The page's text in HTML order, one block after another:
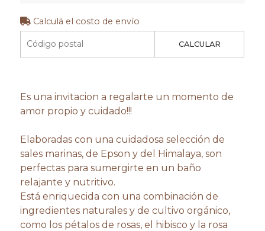
Calculá el costo de envío
CALCULAR
Es una invitacion a regalarte un momento de
amor propio y cuidado!!!
Elaboradas con una cuidadosa selección de
sales marinas, de Epson y del Himalaya, son
perfectas para sumergirte en un baño
relajante y nutritivo.
Está enriquecida con una combinación de
ingredientes naturales y de cultivo orgánico,
como los pétalos de rosas, el hibisco y la rosa